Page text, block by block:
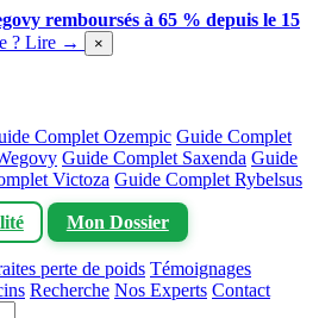
remboursés à 65 % depuis le 15
? Lire → ×
Complet Ozempic Guide Complet
Guide Complet Saxenda Guide
Victoza Guide Complet Rybelsus
Mon Dossier
perte de poids Témoignages
Recherche Nos Experts Contact